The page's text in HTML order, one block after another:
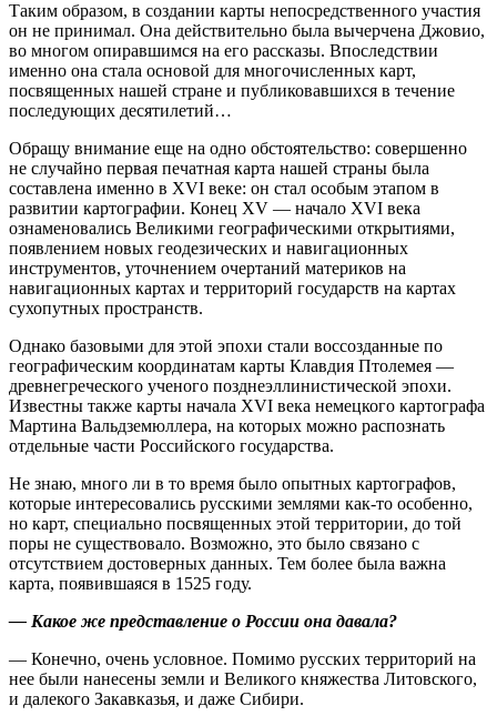
Таким образом, в создании карты непосредственного участия
он не принимал. Она действительно была вычерчена Джовио,
во многом опиравшимся на его рассказы. Впоследствии
именно она стала основой для многочисленных карт,
посвященных нашей стране и публиковавшихся в течение
последующих десятилетий…
Обращу внимание еще на одно обстоятельство: совершенно
не случайно первая печатная карта нашей страны была
составлена именно в XVI веке: он стал особым этапом в
развитии картографии. Конец XV — начало XVI века
ознаменовались Великими географическими открытиями,
появлением новых геодезических и навигационных
инструментов, уточнением очертаний материков на
навигационных картах и территорий государств на картах
сухопутных пространств.
Однако базовыми для этой эпохи стали воссозданные по
географическим координатам карты Клавдия Птолемея —
древнегреческого ученого позднеэллинистической эпохи.
Известны также карты начала XVI века немецкого картографа
Мартина Вальдземюллера, на которых можно распознать
отдельные части Российского государства.
Не знаю, много ли в то время было опытных картографов,
которые интересовались русскими землями как‑то особенно,
но карт, специально посвященных этой территории, до той
поры не существовало. Возможно, это было связано с
отсутствием достоверных данных. Тем более была важна
карта, появившаяся в 1525 году.
— Какое же представление о России она давала?
— Конечно, очень условное. Помимо русских территорий на
нее были нанесены земли и Великого княжества Литовского,
и далекого Закавказья, и даже Сибири.